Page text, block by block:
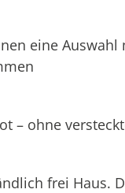
eine
– ohne
frei Haus.